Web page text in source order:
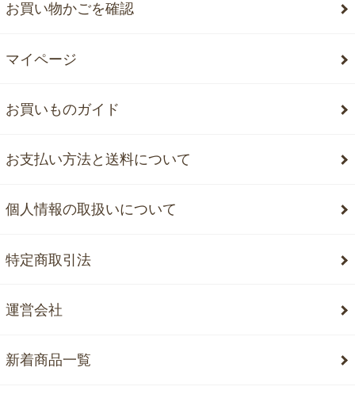
お買い物かごを確認
マイページ
お買いものガイド
お支払い方法と送料について
個人情報の取扱いについて
特定商取引法
運営会社
新着商品一覧